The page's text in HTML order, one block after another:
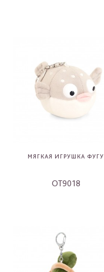
МЯГКАЯ ИГРУШКА ФУГУ
OT9018